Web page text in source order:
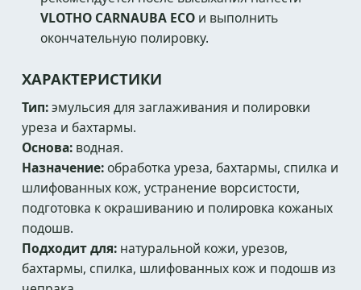
VLOTHO CARNAUBA ECO и выполнить
окончательную полировку.
ХАРАКТЕРИСТИКИ
Тип:эмульсия для заглаживания и полировки
уреза и бахтармы.
Основа: водная.
Назначение:обработка уреза, бахтармы, спилка и
шлифованных кож, устранение ворсистости,
подготовка к окрашиванию и полировка кожаных
подошв.
Подходит для: натуральной кожи, урезов,
бахтармы, спилка, шлифованных кож и подошв из